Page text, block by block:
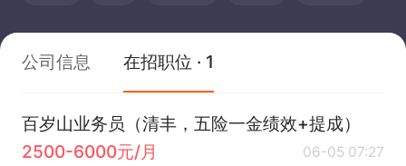
公司信息 在招职位 · 1
百岁山业务员（清丰，五险一金绩效+提成）
2500-6000元/月
06-05 07:27